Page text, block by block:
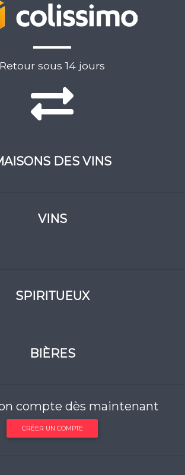
Retour sous 14 jours
DES VINS
VINS
SPIRITUEUX
BIÈRES
compte dès maintenant
CRÉER UN COMPTE